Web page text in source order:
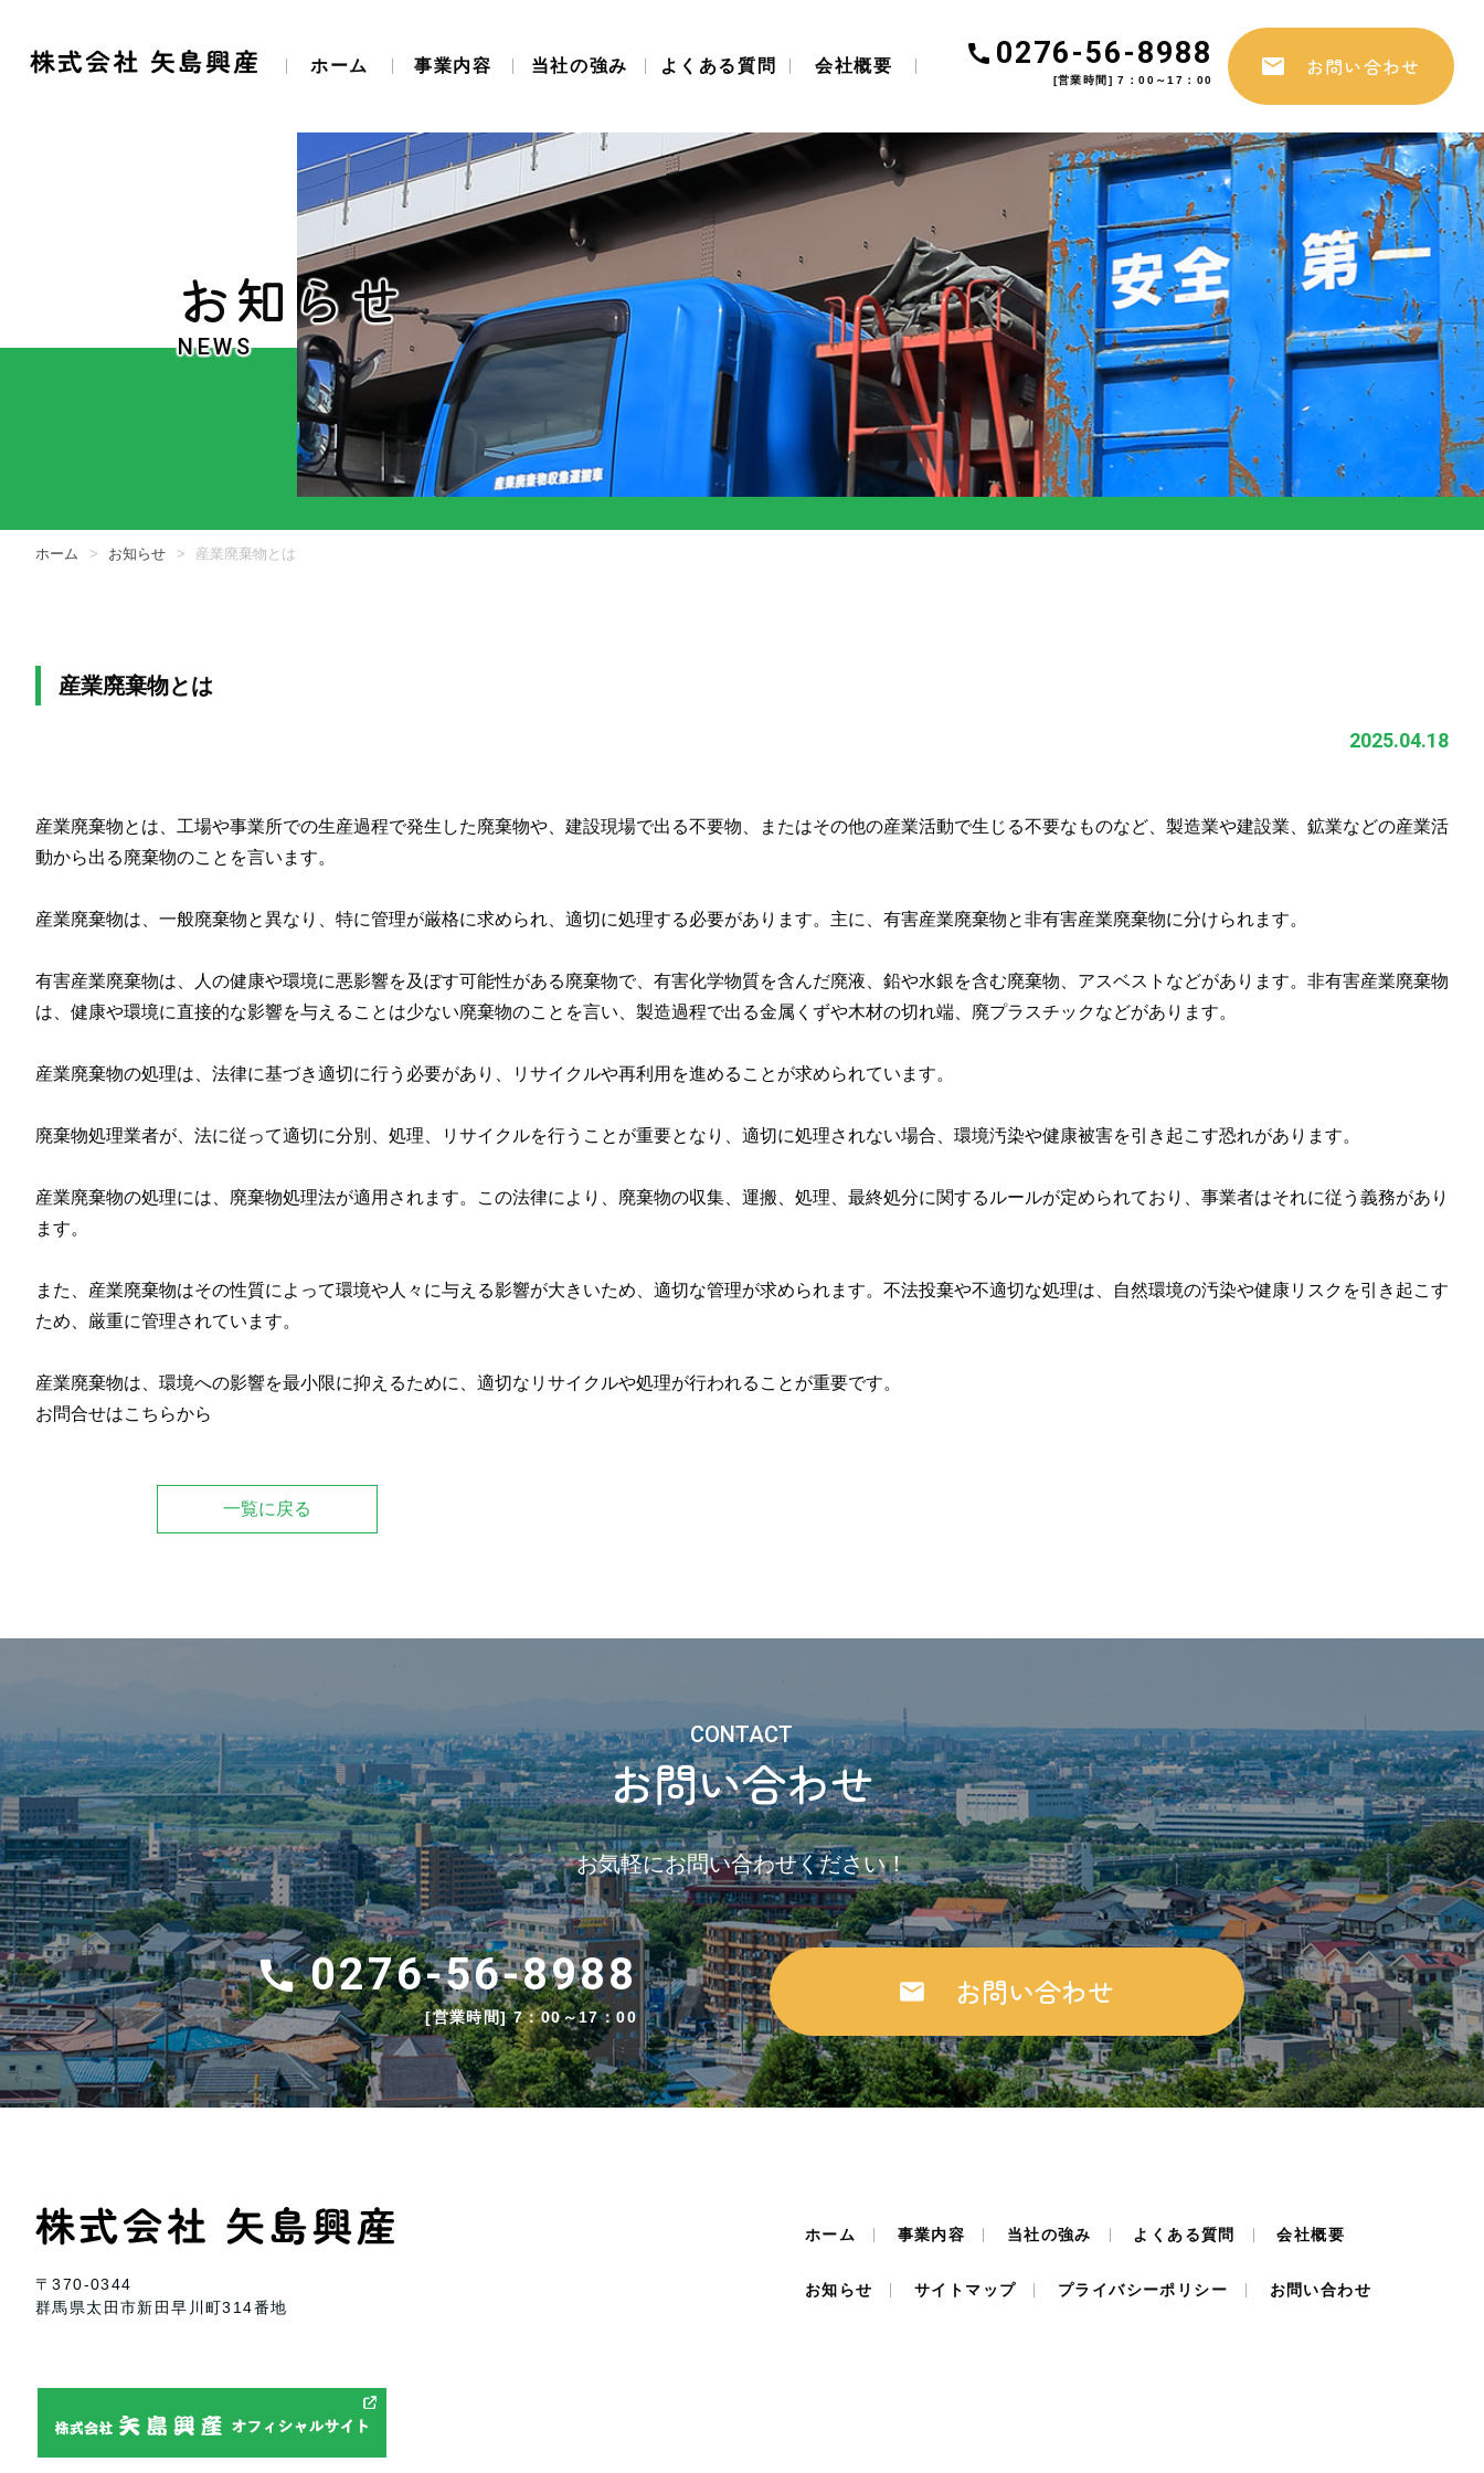
ホーム 事業内容 当社の強み よくある質問 会社概要 0276-56-8988
[営業時間] 7：00～17：00
お問い合わせ
お知らせ
NEWS
ホーム お知らせ 産業廃棄物とは
産業廃棄物とは
2025.04.18
産業廃棄物とは、工場や事業所での生産過程で発生した廃棄物や、建設現場で出る不要物、またはその他の産業活動で生じる不要なものなど、製造業や建設業、鉱業などの産業活
動から出る廃棄物のことを言います。
産業廃棄物は、一般廃棄物と異なり、特に管理が厳格に求められ、適切に処理する必要があります。主に、有害産業廃棄物と非有害産業廃棄物に分けられます。
有害産業廃棄物は、人の健康や環境に悪影響を及ぼす可能性がある廃棄物で、有害化学物質を含んだ廃液、鉛や水銀を含む廃棄物、アスベストなどがあります。非有害産業廃棄物
は、健康や環境に直接的な影響を与えることは少ない廃棄物のことを言い、製造過程で出る金属くずや木材の切れ端、廃プラスチックなどがあります。
産業廃棄物の処理は、法律に基づき適切に行う必要があり、リサイクルや再利用を進めることが求められています。
廃棄物処理業者が、法に従って適切に分別、処理、リサイクルを行うことが重要となり、適切に処理されない場合、環境汚染や健康被害を引き起こす恐れがあります。
産業廃棄物の処理には、廃棄物処理法が適用されます。この法律により、廃棄物の収集、運搬、処理、最終処分に関するルールが定められており、事業者はそれに従う義務があり
ます。
また、産業廃棄物はその性質によって環境や人々に与える影響が大きいため、適切な管理が求められます。不法投棄や不適切な処理は、自然環境の汚染や健康リスクを引き起こす
ため、厳重に管理されています。
産業廃棄物は、環境への影響を最小限に抑えるために、適切なリサイクルや処理が行われることが重要です。
お問合せはこちらから
一覧に戻る
CONTACT
お問い合わせ
お気軽にお問い合わせください！
0276-56-8988
[営業時間] 7：00～17：00
お問い合わせ
〒370-0344
群馬県太田市新田早川町314番地
ホーム 事業内容 当社の強み よくある質問 会社概要
お知らせ サイトマップ プライバシーポリシー お問い合わせ